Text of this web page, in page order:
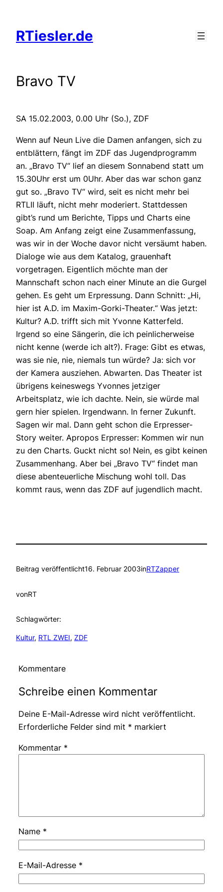
springen
RTiesler.de
Bravo TV
SA 15.02.2003, 0.00 Uhr (So.), ZDF
Wenn auf Neun Live die Damen anfangen, sich zu
entblättern, fängt im ZDF das Jugendprogramm
an. „Bravo TV“ lief an diesem Sonnabend statt um
15.30Uhr erst um 0Uhr. Aber das war schon ganz
gut so. „Bravo TV“ wird, seit es nicht mehr bei
RTLII läuft, nicht mehr moderiert. Stattdessen
gibt’s rund um Berichte, Tipps und Charts eine
Soap. Am Anfang zeigt eine Zusammenfassung,
was wir in der Woche davor nicht versäumt haben.
Dialoge wie aus dem Katalog, grauenhaft
vorgetragen. Eigentlich möchte man der
Mannschaft schon nach einer Minute an die Gurgel
gehen. Es geht um Erpressung. Dann Schnitt: „Hi,
hier ist A.D. im Maxim-Gorki-Theater.“ Was jetzt:
Kultur? A.D. trifft sich mit Yvonne Katterfeld.
Irgend so eine Sängerin, die ich peinlicherweise
nicht kenne (werde ich alt?). Frage: Gibt es etwas,
was sie nie, nie, niemals tun würde? Ja: sich vor
der Kamera ausziehen. Abwarten. Das Theater ist
übrigens keineswegs Yvonnes jetziger
Arbeitsplatz, wie ich dachte. Nein, sie würde mal
gern hier spielen. Irgendwann. In ferner Zukunft.
Sagen wir mal. Dann geht schon die Erpresser-
Story weiter. Apropos Erpresser: Kommen wir nun
zu den Charts. Guckt nicht so! Nein, es gibt keinen
Zusammenhang. Aber bei „Bravo TV“ findet man
diese abenteuerliche Mischung wohl toll. Das
kommt raus, wenn das ZDF auf jugendlich macht.
Beitrag veröffentlicht16. Februar 2003inRTZapper
vonRT
Schlagwörter:
Kultur, RTL ZWEI, ZDF
Kommentare
Schreibe einen Kommentar
Deine E-Mail-Adresse wird nicht veröffentlicht.
Erforderliche Felder sind mit * markiert
Kommentar *
Name *
E-Mail-Adresse *